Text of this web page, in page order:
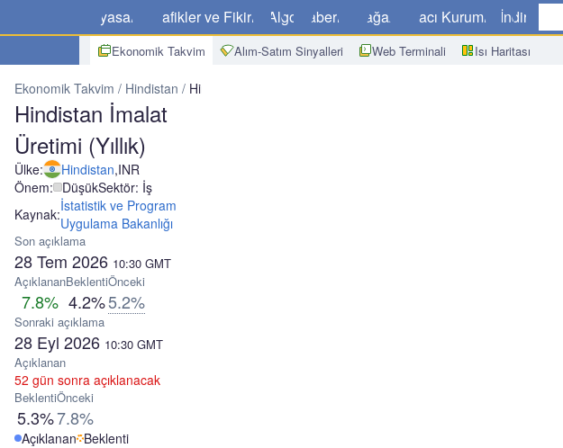
Piyasalar Grafikler ve Fikirler Algo Haberler Mağaza Aracı Kurumlar İndir
Ekonomik Takvim Alım-Satım Sinyalleri Web Terminali Isı Haritası
Ekonomik Takvim Hindistan Hindistan İmalat Üretimi (Yıllık)
Hindistan İmalat
Üretimi (Yıllık)
Ülke: Hindistan,INR
Önem: DüşükSektör: İş
Kaynak:İstatistik ve Program
Uygulama Bakanlığı
Son açıklama
28 Tem 2026 10:30 GMT
Açıklanan
7.8%
Beklenti
4.2%
Önceki
5.2%
Sonraki açıklama
28 Eyl 2026 10:30 GMT
Açıklanan
52 gün sonra açıklanacak
Beklenti
5.3%
Önceki
7.8%
Açıklanan Beklenti